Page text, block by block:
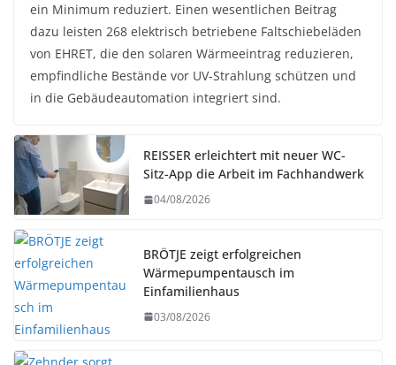
ein Minimum reduziert. Einen wesentlichen Beitrag
dazu leisten 268 elektrisch betriebene Faltschiebeläden
von EHRET, die den solaren Wärmeeintrag reduzieren,
empfindliche Bestände vor UV-Strahlung schützen und
in die Gebäudeautomation integriert sind.
REISSER erleichtert mit neuer WC-
Sitz-App die Arbeit im Fachhandwerk
04/08/2026
BRÖTJE zeigt erfolgreichen
Wärmepumpentausch im
Einfamilienhaus
03/08/2026